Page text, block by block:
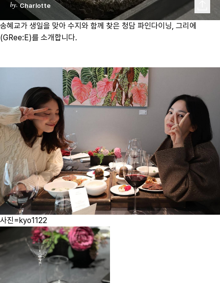
Charlotte
송혜교가 생일을 맞아 수지와 함께 찾은 청담 파인다이닝, 그리에
(GRee:E)를 소개합니다.
사진=kyo1122